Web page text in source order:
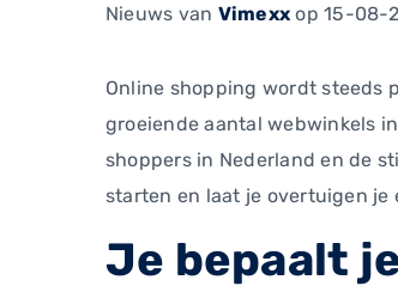
Nieuws van Vimexx op 15-08-
Online shopping wordt steeds
groeiende aantal webwinkels
shoppers in Nederland en de
starten en laat je overtuigen je
Je bepaalt